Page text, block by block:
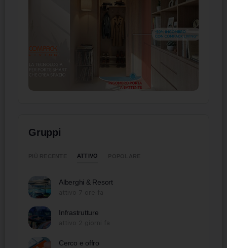
Gruppi
ATTIVO
Alberghi & Resort
Infrastrutture
Cerco e offro